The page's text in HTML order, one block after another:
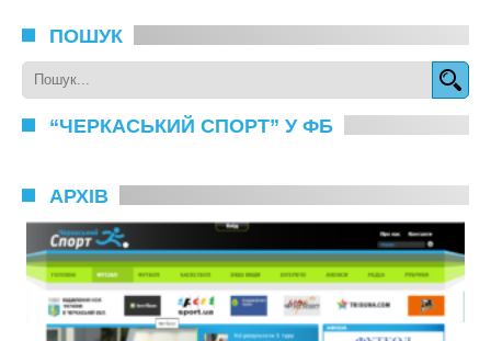
ПОШУК
“ЧЕРКАСЬКИЙ СПОРТ” У ФБ
АРХІВ